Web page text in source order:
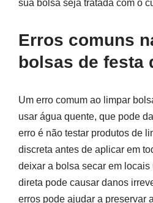
sua bolsa seja tratada com o
Erros comuns
bolsas de festa
Um erro comum ao limpar
usar água quente, que pode
erro é não testar produtos de
discreta antes de aplicar em
deixar a bolsa secar em
direta pode causar danos
erros pode ajudar a preservar